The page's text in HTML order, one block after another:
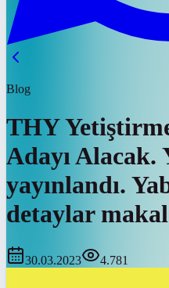
Blog
THY
Adayı Alacak.
yayınlandı.
detaylar
30.03.2023 4.781